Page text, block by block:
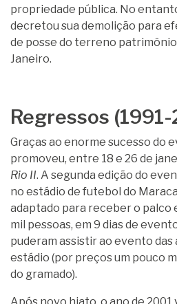
propriedade pública. No
decretou sua demolição para
de posse do terreno patrimônio
Janeiro.
Regressos
Graças ao enorme sucesso do
promoveu, entre 18 e 26 de
Rio II. A segunda edição do
no estádio de futebol do
adaptado para receber o palco
mil pessoas, em 9 dias de
puderam assistir ao evento das
estádio (por preços um pouco
do gramado).